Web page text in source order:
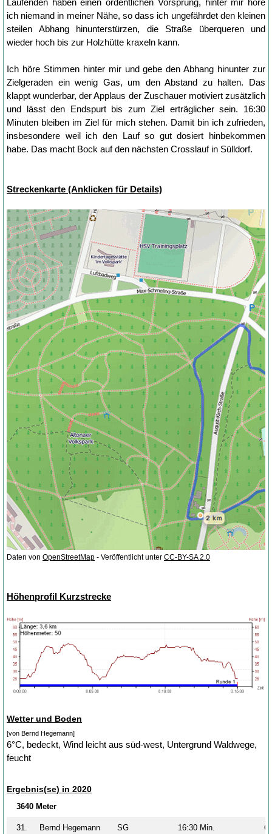
Laufenden haben einen ordentlichen Vorsprung, hinter mir höre
ich niemand in meiner Nähe, so dass ich ungefährdet den kleinen
steilen Abhang hinunterstürzen, die Straße überqueren und
wieder hoch bis zur Holzhütte kraxeln kann.
Ich höre Stimmen hinter mir und gebe den Abhang hinunter zur
Zielgeraden ein wenig Gas, um den Abstand zu halten. Das
klappt wunderbar, der Applaus der Zuschauer motiviert zusätzlich
und lässt den Endspurt bis zum Ziel erträglicher sein. 16:30
Minuten bleiben im Ziel für mich stehen. Damit bin ich zufrieden,
insbesondere weil ich den Lauf so gut dosiert hinbekommen
habe. Das macht Bock auf den nächsten Crosslauf in Sülldorf.
Streckenkarte (Anklicken für Details)
Daten von OpenStreetMap - Veröffentlicht unter CC-BY-SA 2.0
Höhenprofil Kurzstrecke
Wetter und Boden
[von Bernd Hegemann]
6°C, bedeckt, Wind leicht aus süd-west, Untergrund Waldwege,
feucht
Ergebnis(se) in 2020
3640 Meter
31. Bernd Hegemann
SG
16:30 Min.